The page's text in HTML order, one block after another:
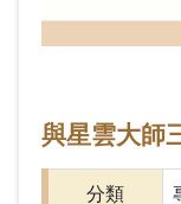
與星雲大師
分類